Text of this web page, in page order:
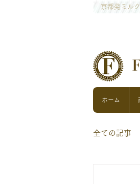
京都発ミル
ホーム
全ての記事